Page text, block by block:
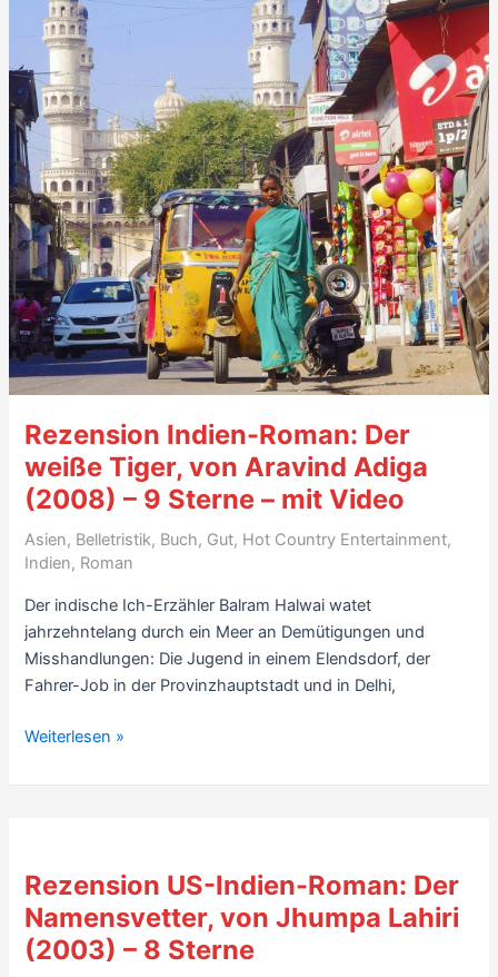
von
Jhumpa
Lahiri
(2008,
engl.
Unaccustomed
Earth)
–
9
Sterne
Rezension Indien-Roman: Der
weiße Tiger, von Aravind Adiga
(2008) – 9 Sterne – mit Video
Asien, Belletristik, Buch, Gut, Hot Country Entertainment,
Indien, Roman
Der indische Ich-Erzähler Balram Halwai watet
jahrzehntelang durch ein Meer an Demütigungen und
Misshandlungen: Die Jugend in einem Elendsdorf, der
Fahrer-Job in der Provinzhauptstadt und in Delhi,
Rezension
Roman:
von
Aravind
Adiga
Weiterlesen »
Rezension US-Indien-Roman: Der
Namensvetter, von Jhumpa Lahiri
(2003) – 8 Sterne